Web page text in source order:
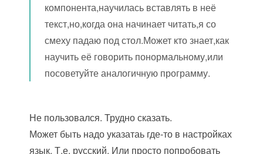
компонента,научилась вставлять в неё
текст,но,когда она начинает читать,я со
смеху падаю под стол.Может кто знает,как
научить её говорить понормальному,или
посоветуйте аналогичную программу.
Не пользовался. Трудно сказать.
Может быть надо указатаь где-то в настройках
язык. Т.е. русский. Или просто попробовать